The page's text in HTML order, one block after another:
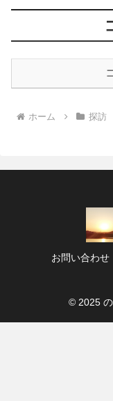
ホーム 探訪
お問い合わせ
© 2025